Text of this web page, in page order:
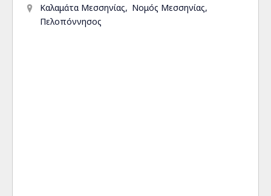
Καλαμάτα Μεσσηνίας
Νομός Μεσσηνίας
Πελοπόννησος